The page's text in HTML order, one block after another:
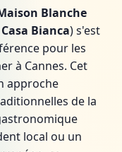
Blanche
Casa Bianca) s'est
pour les
à Cannes. Cet
approche
de la
local ou un